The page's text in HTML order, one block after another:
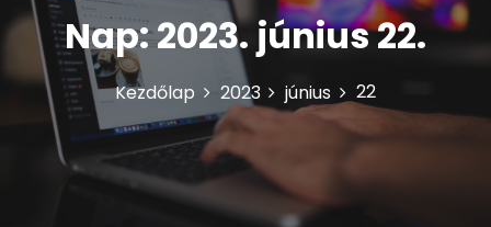
o
n
Nap:2023. június 22.
Kezdőlap 2023 június 22